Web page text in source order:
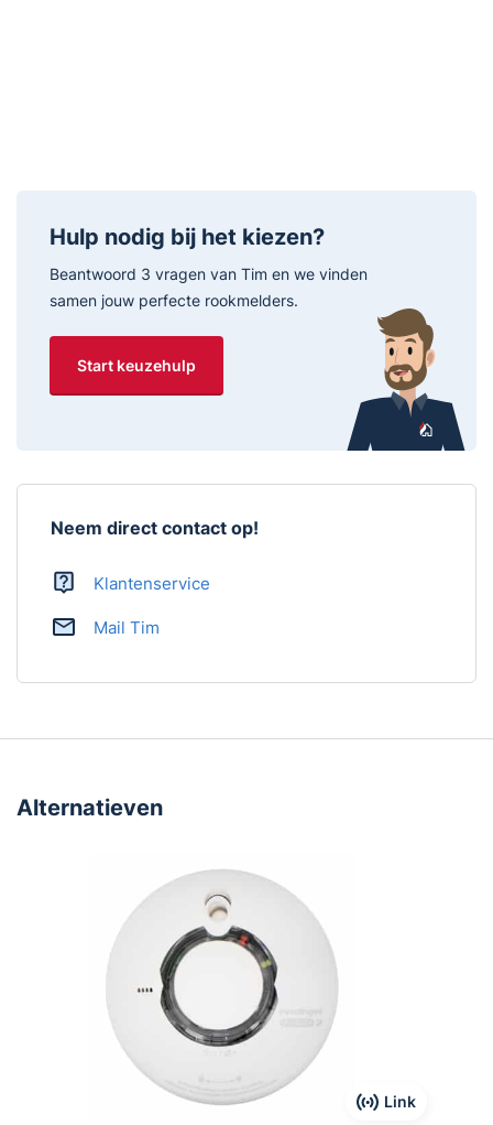
Levensduur sensor 12 jaar
Magnetische montageset
Hulp nodig bij het kiezen?
Beantwoord 3 vragen van Tim en we vinden
samen jouw perfecte rookmelders.
Start keuzehulp
Neem direct contact op!
Klantenservice
Mail Tim
Alternatieven
Link